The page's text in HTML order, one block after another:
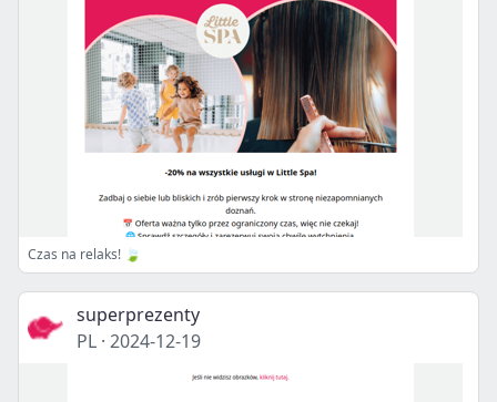
Czas na relaks! 🍃
superprezenty
PL · 2024-12-19